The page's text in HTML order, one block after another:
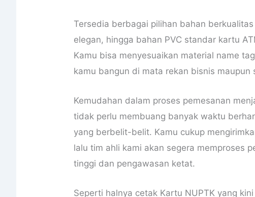
Tersedia berbagai pilihan bahan
elegan, hingga bahan PVC standar kartu
Kamu bisa menyesuaikan material name
kamu bangun di mata rekan bisnis maupun
Kemudahan dalam proses pemesanan
tidak perlu membuang banyak waktu
yang berbelit-belit. Kamu cukup
lalu tim ahli kami akan segera memproses
tinggi dan pengawasan ketat.
Seperti halnya cetak Kartu NUPTK yang